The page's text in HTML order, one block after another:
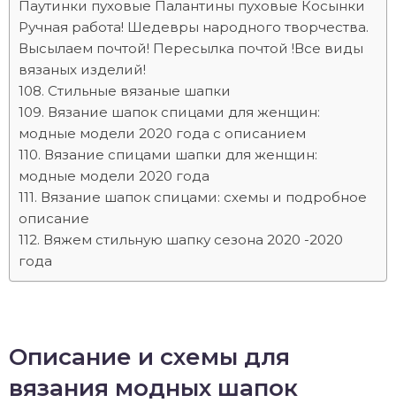
Паутинки пуховые Палантины пуховые Косынки
Ручная работа! Шедевры народного творчества.
Высылаем почтой! Пересылка почтой !Все виды
вязаных изделий!
Стильные вязаные шапки
Вязание шапок спицами для женщин:
модные модели 2020 года с описанием
Вязание спицами шапки для женщин:
модные модели 2020 года
Вязание шапок спицами: схемы и подробное
описание
Вяжем стильную шапку сезона 2020 -2020
года
Описание и схемы для
вязания модных шапок